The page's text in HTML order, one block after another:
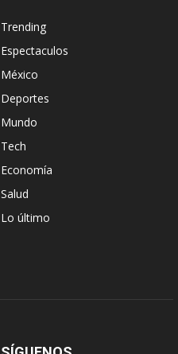
Trending
Espectaculos
México
Deportes
Mundo
Tech
Economía
Salud
Lo último